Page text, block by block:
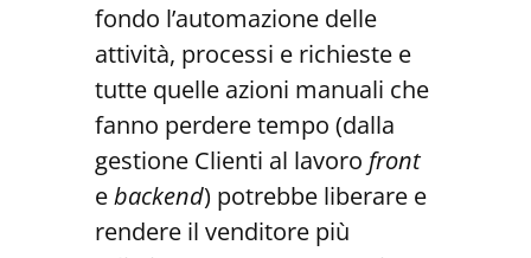
fondo l’automazione delle
attività, processi e richieste e
tutte quelle azioni manuali che
fanno perdere tempo (dalla
gestione Clienti al lavoro front
ebackend) potrebbe liberare e
rendere il venditore più